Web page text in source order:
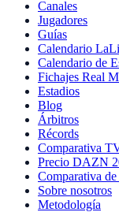
Canales
Jugadores
Guías
Calendario
Calendario de
Fichajes Real
Estadios
Blog
Árbitros
Récords
Comparativa
Precio DAZN
Comparativa
Sobre nosotros
Metodología